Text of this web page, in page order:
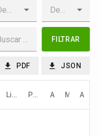
FILTRAR
PDF JSON
Liquidado Pago